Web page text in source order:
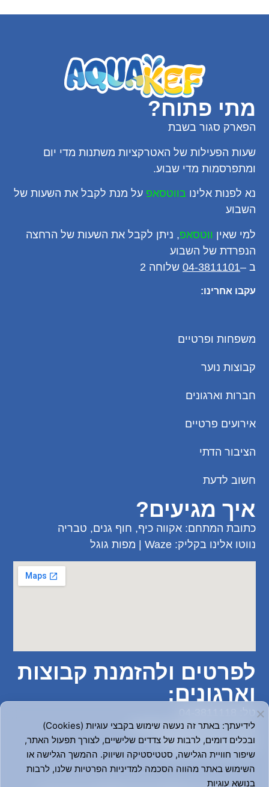
מתי פתוח?
הפארק סגור בשבת
שעות הפעילות של האטרקציות משתנות מדי יום
ומתפרסמות מדי שבוע.
נא לפנות אלינו בווטסאפ על מנת לקבל את השעות של
השבוע
למי שאין ווטסאפ, ניתן לקבל את השעות של הרחצה
הנפרדת של השבוע
ב –04-3811101שלוחה 2
עקבו אחרינו:
משפחות ופרטיים
קבוצות נוער
חברות וארגונים
אירועים פרטיים
הציבור הדתי
חשוב לדעת
איך מגיעים?
כתובת המתחם: אקווה כיף, חוף גנים, טבריה
נווטו אלינו בקליק: Waze
| מפות גוגל
לפרטים ולהזמנת קבוצות
וארגונים:
דוא"ל: :Info@aquakef.co.il
או פנו אלינו בוואטסאפ:
לידיעתך: באתר זה נעשה שימוש בקבצי עוגיות (Cookies)
ובכלים דומים, לרבות של צדדים שלישיים, לצורך תפעול האתר,
שיפור חוויית הגלישה, סטטיסטיקה ושיווק. ההמשך הגלישה או
השימוש באתר מהווה הסכמה למדיניות הפרטיות שלנו, לרבות
בנושא עוגיות